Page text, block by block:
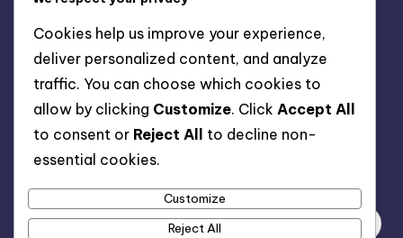
Comunícate
Preferencias de cookies
Acuerdo de usuario
Quiénes somos
Cookies help us improve your experience,
deliver personalized content, and analyze
traffic. You can choose which cookies to
allow by clicking Customize. Click Accept All
to consent or Reject All
to decline non-
essential cookies.
Customize
Reject All